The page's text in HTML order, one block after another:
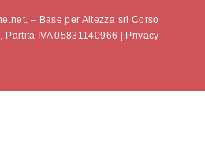
– Base per Altezza srl Corso
Partita IVA 05831140966 | Privacy